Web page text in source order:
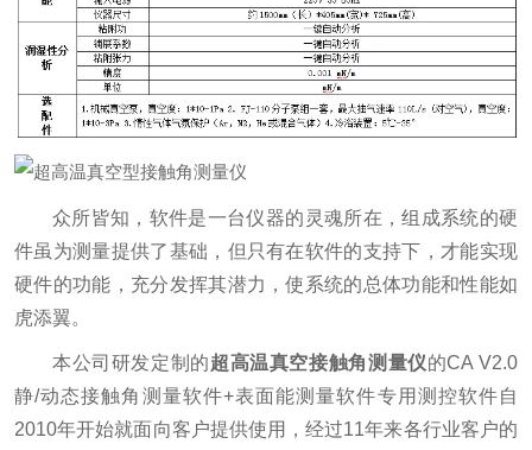
众所皆知，软件是一台仪器的灵魂所在，组成系统的硬
件虽为测量提供了基础，但只有在软件的支持下，才能实现
硬件的功能，充分发挥其潜力，使系统的总体功能和性能如
虎添翼。
本公司研发定制的超高温真空接触角测量仪的CA V2.0
静/动态接触角测量软件+表面能测量软件专用测控软件自
2010年开始就面向客户提供使用，经过11年来各行业客户的